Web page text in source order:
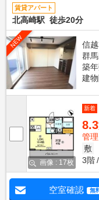
賃貸アパート
北高崎駅 徒歩20分
NEW
信
群
築
建
画像 : 17枚
新着
8.3
管
敷
3階
空室確認 無